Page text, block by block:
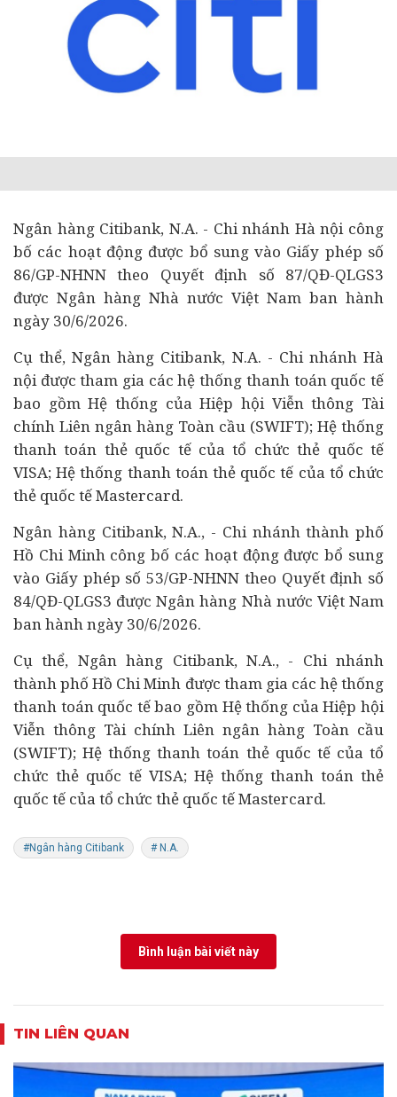
Ngân hàngCitibank, N.A. - Chi nhánh Hà nội công
bố các hoạt động được bổ sung vào Giấy phép số
86/GP-NHNN theo Quyết định số 87/QĐ-QLGS3
được Ngân hàng Nhà nước Việt Nam ban hành
ngày 30/6/2026.
Cụ thể, Ngân hàng Citibank, N.A. - Chi nhánh Hà
nội được tham gia các hệ thống thanh toán quốc tế
bao gồm Hệ thống của Hiệp hội Viễn thông Tài
chính Liên ngân hàng Toàn cầu (SWIFT); Hệ thống
thanh toán thẻ quốc tế của tổ chức thẻ quốc tế
VISA; Hệ thống thanh toán thẻ quốc tế của tổ chức
thẻ quốc tế Mastercard.
Ngân hàng Citibank, N.A., - Chi nhánh thành phố
Hồ Chi Minh công bố các hoạt động được bổ sung
vào Giấy phép số 53/GP-NHNN theo Quyết định số
84/QĐ-QLGS3 được Ngân hàng Nhà nước Việt Nam
ban hành ngày 30/6/2026.
Cụ thể, Ngân hàng Citibank, N.A., - Chi nhánh
thành phố Hồ Chi Minh được tham gia các hệ thống
thanh toán quốc tế bao gồm Hệ thống của Hiệp hội
Viễn thông Tài chính Liên ngân hàng Toàn cầu
(SWIFT); Hệ thống thanh toán thẻ quốc tế của tổ
chức thẻ quốc tế VISA; Hệ thống thanh toán thẻ
quốc tế của tổ chức thẻ quốc tế Mastercard.
#Ngân hàng Citibank # N.A.
Bình luận bài viết này
TIN LIÊN QUAN